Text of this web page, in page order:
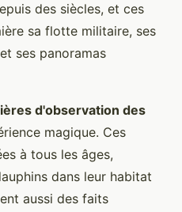
des siècles, et ces
sa flotte militaire, ses
ses panoramas
d'observation des
magique. Ces
à tous les âges,
dans leur habitat
aussi des faits